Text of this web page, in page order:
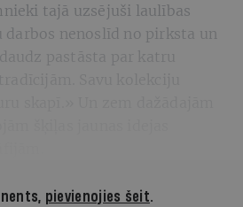
tajā uzsējuši laulības
darbos nenoslīd no pirksta un
pastāsta par katru
pievienojies šeit.